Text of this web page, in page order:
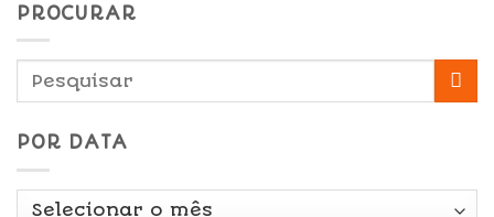
PROCURAR
POR DATA
Por